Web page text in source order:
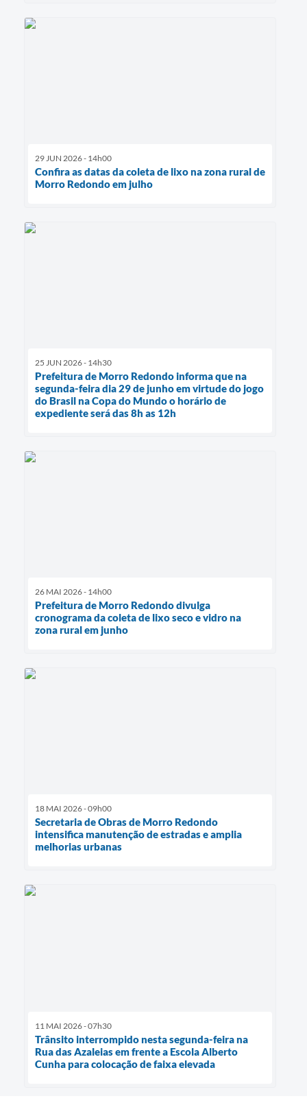
29 JUN 2026 - 14h00
Confira as datas da coleta de lixo na zona rural de
Morro Redondo em julho
25 JUN 2026 - 14h30
Prefeitura de Morro Redondo informa que na
segunda-feira dia 29 de junho em virtude do jogo
do Brasil na Copa do Mundo o horário de
expediente será das 8h as 12h
26 MAI 2026 - 14h00
Prefeitura de Morro Redondo divulga
cronograma da coleta de lixo seco e vidro na
zona rural em junho
18 MAI 2026 - 09h00
Secretaria de Obras de Morro Redondo
intensifica manutenção de estradas e amplia
melhorias urbanas
11 MAI 2026 - 07h30
Trânsito interrompido nesta segunda-feira na
Rua das Azaleias em frente a Escola Alberto
Cunha para colocação de faixa elevada